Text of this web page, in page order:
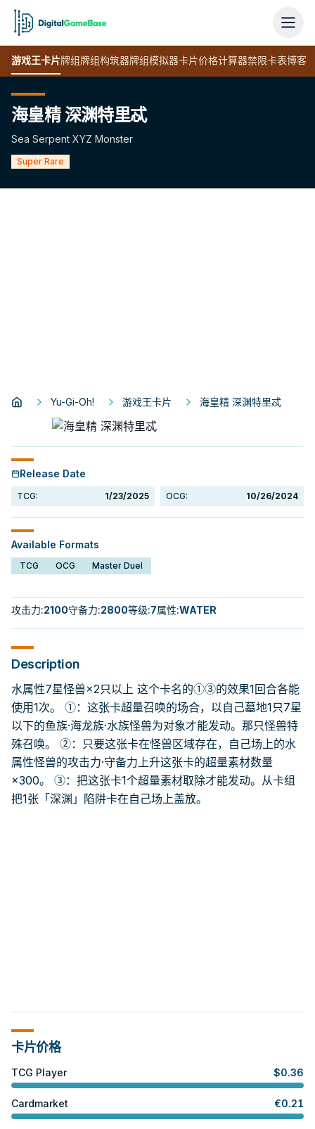
游戏王卡片牌组牌组构筑器牌组模拟器卡片价格计算器禁限卡表博客
海皇精 深渊特里忒
Sea Serpent XYZ Monster
Super Rare
Yu-Gi-Oh! 游戏王卡片 海皇精 深渊特里忒
Release Date
TCG: 1/23/2025 OCG: 10/26/2024
Available Formats
TCG OCG Master Duel
攻击力:2100守备力:2800等级:7属性:WATER
Description
水属性7星怪兽×2只以上 这个卡名的①③的效果1回合各能
使用1次。 ①：这张卡超量召唤的场合，以自己墓地1只7星
以下的鱼族·海龙族·水族怪兽为对象才能发动。那只怪兽特
殊召唤。 ②：只要这张卡在怪兽区域存在，自己场上的水
属性怪兽的攻击力·守备力上升这张卡的超量素材数量
×300。 ③：把这张卡1个超量素材取除才能发动。从卡组
把1张「深渊」陷阱卡在自己场上盖放。
卡片价格
TCG Player $0.36
Cardmarket €0.21